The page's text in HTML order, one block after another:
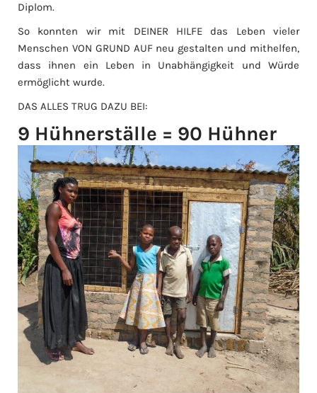
Diplom.
So konnten wir mit DEINER HILFE das Leben vieler
Menschen VON GRUND AUF neu gestalten und mithelfen,
dass ihnen ein Leben in Unabhängigkeit und Würde
ermöglicht wurde.
DAS ALLES TRUG DAZU BEI:
9 Hühnerställe = 90 Hühner